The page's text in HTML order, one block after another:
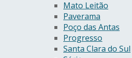
Mato Leitão
Paverama
Poço das Antas
Progresso
Santa Clara do Sul